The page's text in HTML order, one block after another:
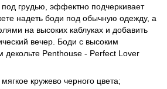
под грудью, эффектно подчеркивает
надеть боди под обычную одежду, а
на высоких каблуках и добавить
вечер. Боди с высоким
декольте Penthouse - Perfect Lover
кружево черного цвета;